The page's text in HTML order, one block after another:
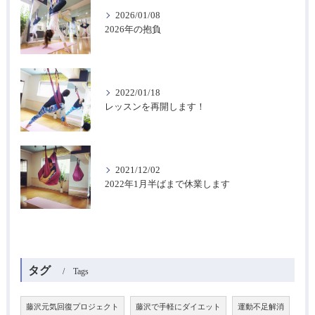
2026/01/08
2026年の抱負
2022/01/18
レッスンを再開します！
2021/12/02
2022年1月半ばまで休業します
タグ Tags
藤沢元気回復プロジェクト 藤沢で手軽にダイエット 運動不足解消